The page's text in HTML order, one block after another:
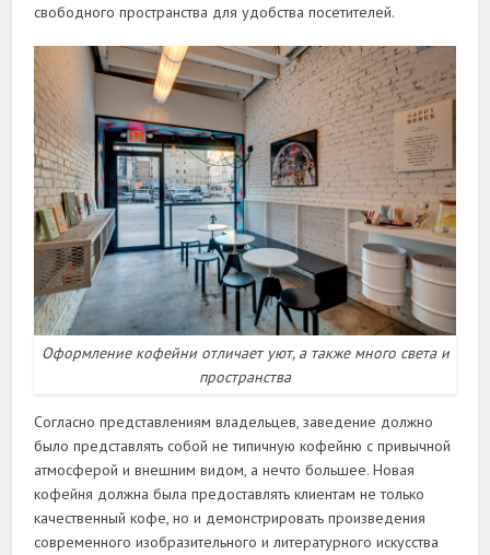
свободного пространства для удобства посетителей.
Оформление кофейни отличает уют, а также много света и
пространства
Согласно представлениям владельцев, заведение должно
было представлять собой не типичную кофейню с привычной
атмосферой и внешним видом, а нечто большее. Новая
кофейня должна была предоставлять клиентам не только
качественный кофе, но и демонстрировать произведения
современного изобразительного и литературного искусства